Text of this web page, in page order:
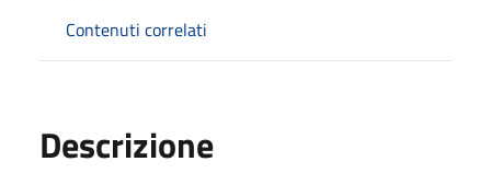
Contenuti correlati
Descrizione